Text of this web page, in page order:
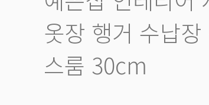
옷장 행거 수납
스룸 30cm